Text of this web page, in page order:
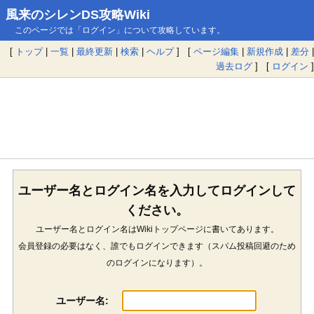
風来のシレンDS攻略Wiki
このページでは「ログイン」について攻略しています。
[ トップ| 一覧 | 最終更新 | 検索 | ヘルプ] [ ページ編集 | 新規作成 | 差分 |
過去ログ ] [ ログイン ]
ユーザー名とログイン名を入力してログインして
ください。
ユーザー名とログイン名はWikiトップページに書いてあります。
会員登録の必要はなく、誰でもログインできます（スパム投稿回避のため
のログインになります）。
ユーザー名: